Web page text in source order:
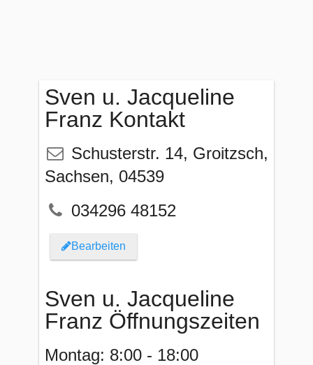
Sven u. Jacqueline
Franz Kontakt
Schusterstr. 14, Groitzsch,
Sachsen, 04539
034296 48152
Bearbeiten
Sven u. Jacqueline
Franz Öffnungszeiten
Montag: 8:00 - 18:00